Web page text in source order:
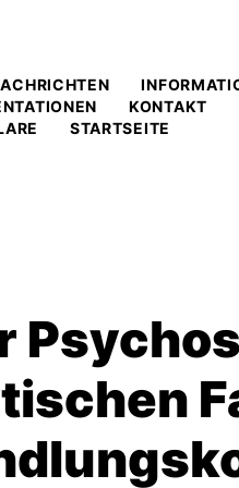
KONTAKT
STARTSEITE